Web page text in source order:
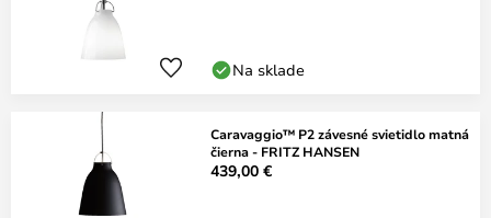
Na sklade
Caravaggio™ P2 závesné svietidlo matná
čierna - FRITZ HANSEN
439,00 €